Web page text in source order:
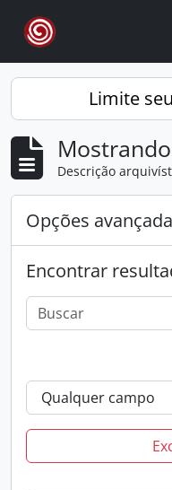
Skip to main content
Limite
Descrição
Opções
Encontrar